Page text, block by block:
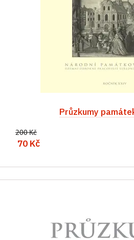
Průzkumy
200 Kč
70 Kč